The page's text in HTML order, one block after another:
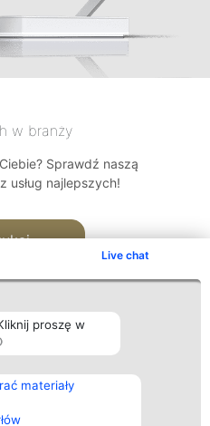
Live chat
proszę w
materiały
w branży
Sprawdź naszą
usług najlepszych!
Kontakt
Kontakt